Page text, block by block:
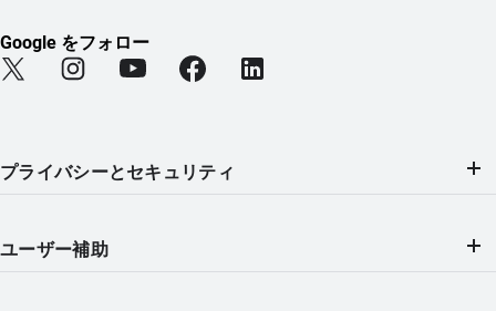
Google をフォロー
Find Android on Twitter (新しいタブで開きます)
Find Android on Instagram (新しいタブで開きます)
Find Android on YouTube (新しいタブで開きま
Find Android on Facebook (新しいタブ
Find Android on LinkedIn (新し
プライバシーとセキュリティ
ユーザー補助